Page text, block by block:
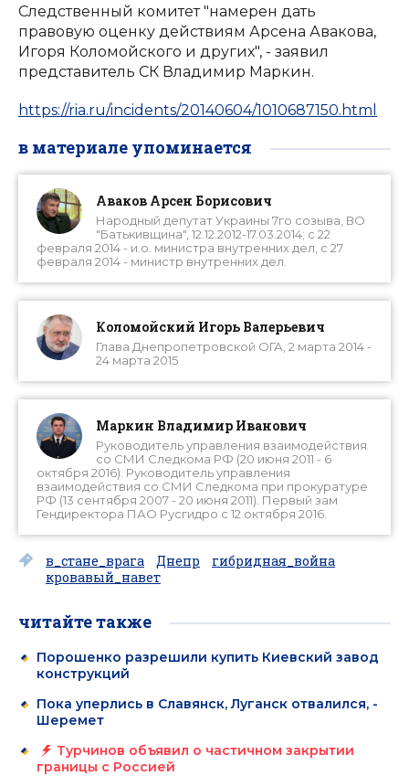
Следственный комитет "намерен дать
правовую оценку действиям Арсена Авакова,
Игоря Коломойского и других", - заявил
представитель СК Владимир Маркин.
https://ria.ru/incidents/20140604/1010687150.html
в материале упоминается
Аваков Арсен Борисович
Народный депутат Украины 7го созыва, ВО
"Батькивщина", 12.12.2012-17.03.2014; с 22
февраля 2014 - и.о. министра внутренних дел, с 27
февраля 2014 - министр внутренних дел.
Коломойский Игорь Валерьевич
Глава Днепропетровской ОГА, 2 марта 2014 -
24 марта 2015
Маркин Владимир Иванович
Руководитель управления взаимодействия
со СМИ Следкома РФ (20 июня 2011 - 6
октября 2016). Руководитель управления
взаимодействия со СМИ Следкома при прокуратуре
РФ (13 сентября 2007 - 20 июня 2011). Первый зам
Гендиректора ПАО Русгидро с 12 октября 2016.
в_стане_врага Днепр
гибридная_война
кровавый_навет
читайте также
Порошенко разрешили купить Киевский завод
конструкций
Пока уперлись в Славянск, Луганск отвалился, -
Шеремет
Турчинов объявил о частичном закрытии
границы с Россией